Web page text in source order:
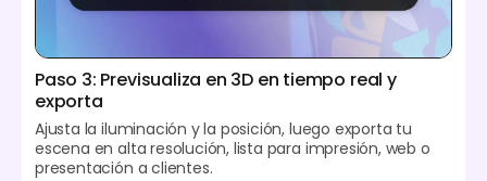
Paso 3: Previsualiza en 3D en tiempo real y
exporta
Ajusta la iluminación y la posición, luego exporta tu
escena en alta resolución, lista para impresión, web o
presentación a clientes.